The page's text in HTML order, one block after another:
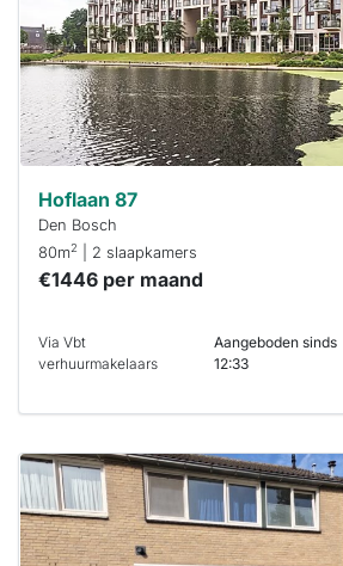
reageren.
Stekkies helpt
je hierbij!
Hoflaan 87
Den Bosch
80m2 | 2 slaapkamers
€1446 per maand
Via Vbt
verhuurmakelaars
Aangeboden sinds
12:33
Deze woning
is
waarschijnlijk
al verhuurd
Om kans te